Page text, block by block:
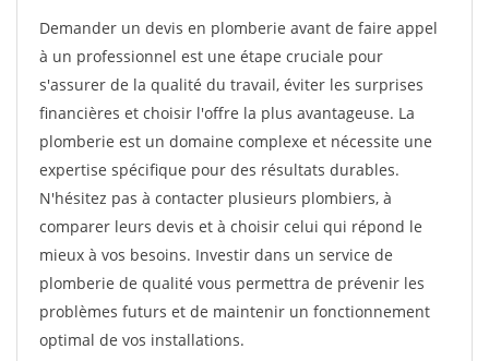
Demander un devis en plomberie avant de faire appel
à un professionnel est une étape cruciale pour
s'assurer de la qualité du travail, éviter les surprises
financières et choisir l'offre la plus avantageuse. La
plomberie est un domaine complexe et nécessite une
expertise spécifique pour des résultats durables.
N'hésitez pas à contacter plusieurs plombiers, à
comparer leurs devis et à choisir celui qui répond le
mieux à vos besoins. Investir dans un service de
plomberie de qualité vous permettra de prévenir les
problèmes futurs et de maintenir un fonctionnement
optimal de vos installations.